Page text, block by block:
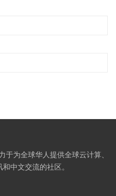
于为全球华人提供全球云计算、
中文交流的社区。